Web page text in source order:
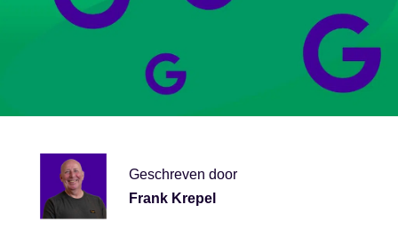
Geschreven door
Frank Krepel